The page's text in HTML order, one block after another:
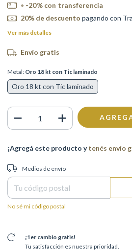
-20% con transferencia
20% de descuento pagando con
Ver más detalles
Envío gratis
Metal: Oro 18 kt con Tic laminado
Oro 18 kt con Tic laminado
¡Agregá este producto ytenés envío
Entregas para el CP:
Medios de envío
No sé mi código postal
¡1er cambio gratis!
Tu satisfacción es nuestra prioridad.